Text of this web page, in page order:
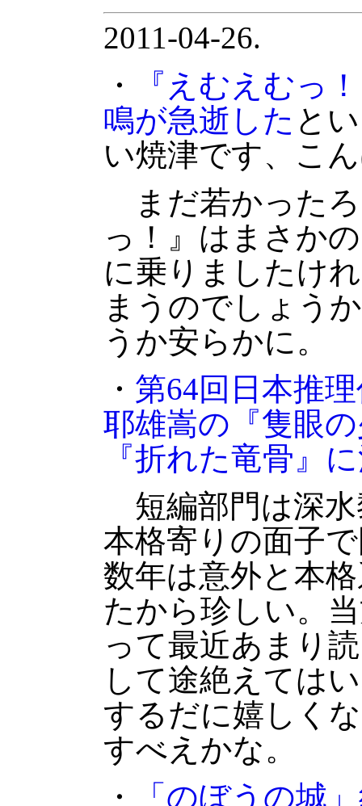
2011-04-26.
・
『えむえむっ
鳴が急逝した と
い焼津です、こ
まだ若かった
っ！』はまさか
に乗りましたけ
まうのでしょう
うか安らかに。
・ 第64回日本推
耶雄嵩の『隻眼
『折れた竜骨』
短編部門は深水
本格寄りの面子
数年は意外と本
たから珍しい。
って最近あまり
して途絶えては
するだに嬉しく
すべえかな。
・
「のぼうの城